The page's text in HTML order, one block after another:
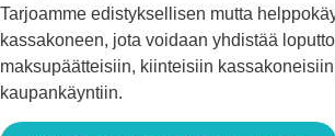
Tarjoamme edistyksellisen mutta
kassakoneen, jota voidaan yhdistää
maksupäätteisiin, kiinteisiin
kaupankäyntiin.